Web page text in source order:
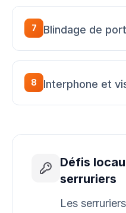
7 Blindage de
8 Interphone et
Défis
serruriers
Les